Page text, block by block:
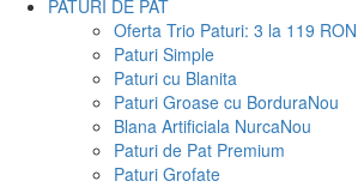
PATURI DE PAT
Oferta Trio Paturi: 3 la 119 RON
Paturi Simple
Paturi cu Blanita
Paturi Groase cu BorduraNou
Blana Artificiala NurcaNou
Paturi de Pat Premium
Paturi Grofate